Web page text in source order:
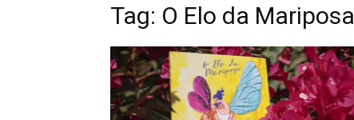
Tag: O Elo da Mariposa